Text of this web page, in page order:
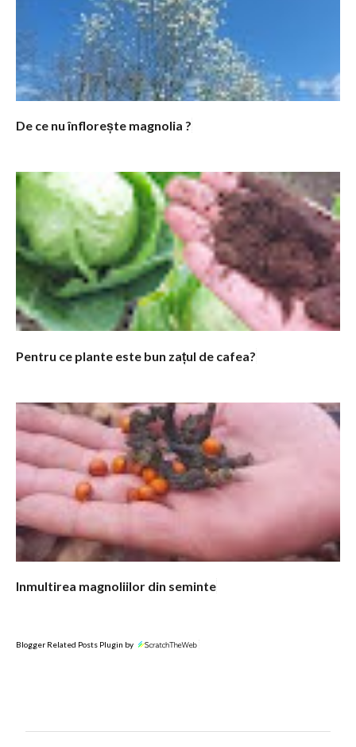
De ce nu înflorește magnolia ?
Pentru ce plante este bun zațul de cafea?
Inmultirea magnoliilor din seminte
Blogger Related Posts Plugin by